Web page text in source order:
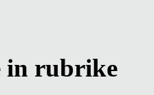
in rubrike